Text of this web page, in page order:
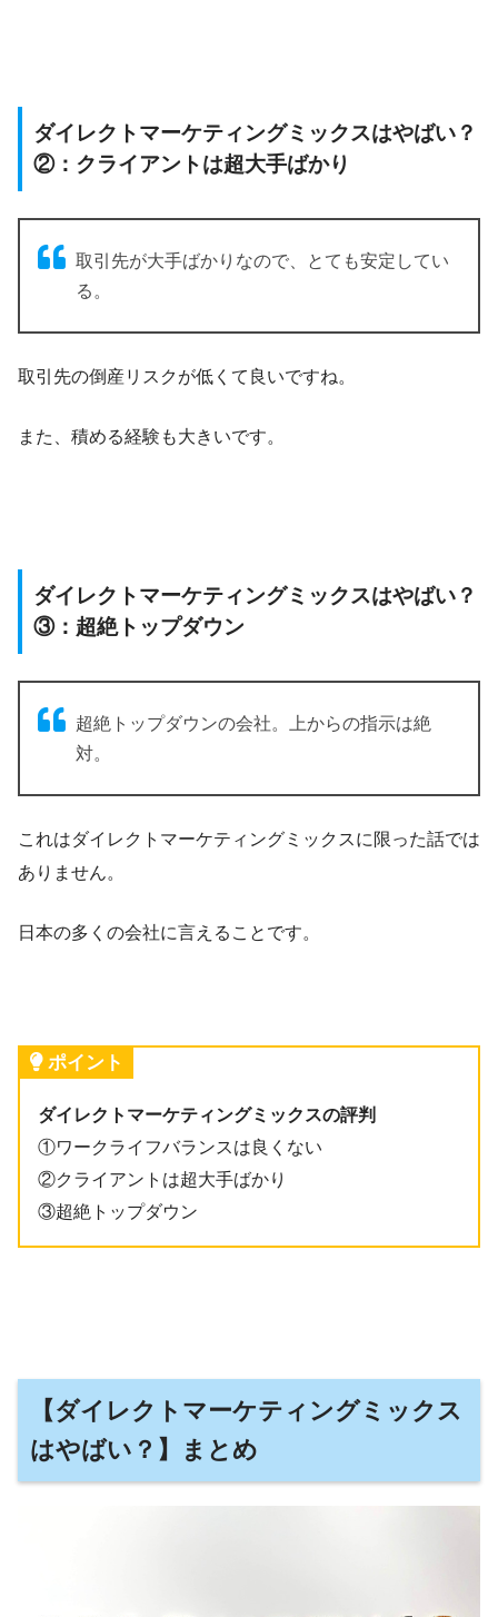
ダイレクトマーケティングミックスはやばい？
②：クライアントは超大手ばかり
取引先が大手ばかりなので、とても安定してい
る。
取引先の倒産リスクが低くて良いですね。
また、積める経験も大きいです。
ダイレクトマーケティングミックスはやばい？
③：超絶トップダウン
超絶トップダウンの会社。上からの指示は絶
対。
これはダイレクトマーケティングミックスに限った話では
ありません。
日本の多くの会社に言えることです。
ポイント
ダイレクトマーケティングミックスの評判
①ワークライフバランスは良くない
②クライアントは超大手ばかり
③超絶トップダウン
【ダイレクトマーケティングミックス
はやばい？】まとめ